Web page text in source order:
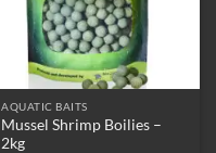
AQUATIC BAITS
Mussel Shrimp Boilies –
2kg